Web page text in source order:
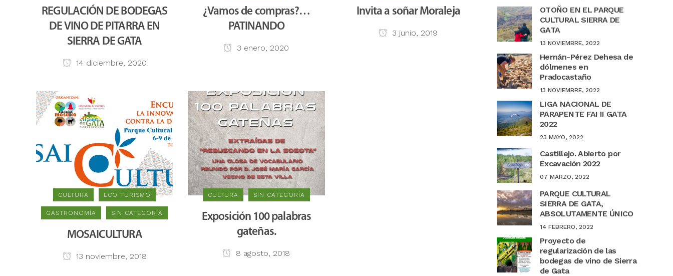
REGULACIÓN DE BODEGAS
DE VINO DE PITARRA EN
SIERRA DE GATA
14 diciembre, 2020
¿Vamos de compras?…
PATINANDO
3 enero, 2020
Invita a soñar Moraleja
3 junio, 2019
CULTURA ECO TURISMO
GASTRONOMÍA SIN CATEGORÍA
MOSAICULTURA
13 noviembre, 2018
CULTURA SIN CATEGORÍA
Exposición 100 palabras
gateñas.
8 agosto, 2018
OTOÑO EN EL PARQUE
CULTURAL SIERRA DE
GATA
13 NOVIEMBRE, 2022
Hernán-Pérez Dehesa de
dólmenes en
Pradocastaño
13 NOVIEMBRE, 2022
LIGA NACIONAL DE
PARAPENTE FAI II GATA
2022
23 MAYO, 2022
Castillejo. Abierto por
Excavación 2022
07 MARZO, 2022
PARQUE CULTURAL
SIERRA DE GATA,
ABSOLUTAMENTE ÚNICO
14 FEBRERO, 2022
Proyecto de
regularización de las
bodegas de vino de Sierra
de Gata